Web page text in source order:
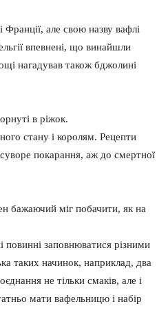
Франції, але свою назву вафлі
впевнені, що винайшли
нагадував також бджолині
в ріжок.
стану і королям. Рецепти
покарання, аж до смертної
бажаючий міг побачити, як на
повинні заповнюватися різними
таких начинок, наприклад, два
не тільки смаків, але і
мати вафельницю і набір